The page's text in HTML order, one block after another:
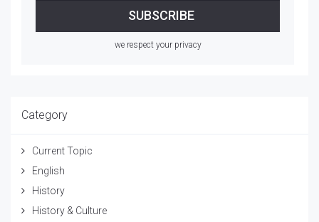
we respect your privacy
Category
Current Topic
English
History
History & Culture